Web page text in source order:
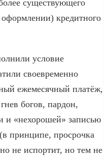
существующего
кредитного
условие
своевременно
ежемесячный платёж,
богов, пардон,
и «нехорошей» записью
принципе, просрочка
не испортит, но тем не